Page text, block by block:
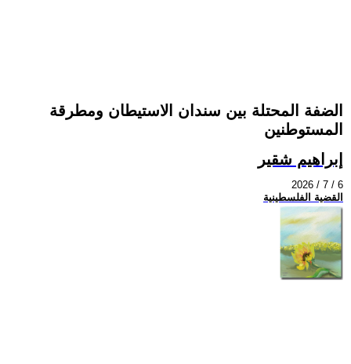
الضفة المحتلة بين سندان الاستيطان ومطرقة
المستوطنين
إبراهيم شقير
2026 / 7 / 6
القضية الفلسطينية